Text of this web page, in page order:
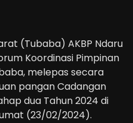
(Tubaba) AKBP Ndaru
Koordinasi Pimpinan
melepas secara
pangan Cadangan
dua Tahun 2024 di
(23/02/2024).